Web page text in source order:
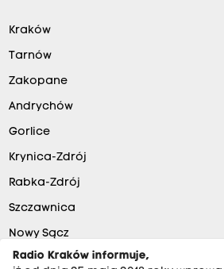
Kraków
Tarnów
Zakopane
Andrychów
Gorlice
Krynica-Zdrój
Rabka-Zdrój
Szczawnica
Nowy Sącz
Radio Kraków informuje,